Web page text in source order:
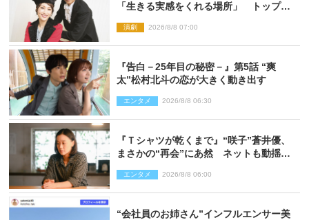
「生きる実感をくれる場所」 トップを
演劇 2026/8/8 07:00
『告白－25年目の秘密－』第5話 “爽
太”松村北斗の恋が大きく動き出す
エンタメ 2026/8/8 06:30
『Ｔシャツが乾くまで』“咲子”蒼井優、
まさかの“再会”にあ然 ネットも動揺
レあり）
エンタメ 2026/8/8 06:00
“会社員のお姉さん”インフルエンサー美